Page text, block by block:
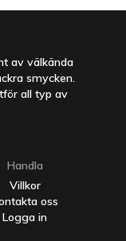
av välkända
smycken.
all typ av
Handla
Villkor
oss
Logga in